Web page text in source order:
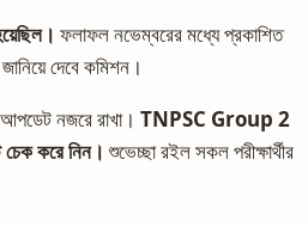
ফলাফল নভেম্বরের মধ্যে প্রকাশিত
দেবে কমিশন।
নজরে রাখা। TNPSC Group 2
করে নিন। শুভেচ্ছা রইল সকল পরীক্ষার্থীর